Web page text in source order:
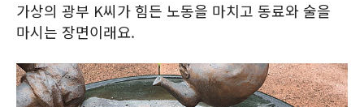
가상의 광부 K씨가 힘든 노동을 마치고 동료와 술을
마시는 장면이래요.